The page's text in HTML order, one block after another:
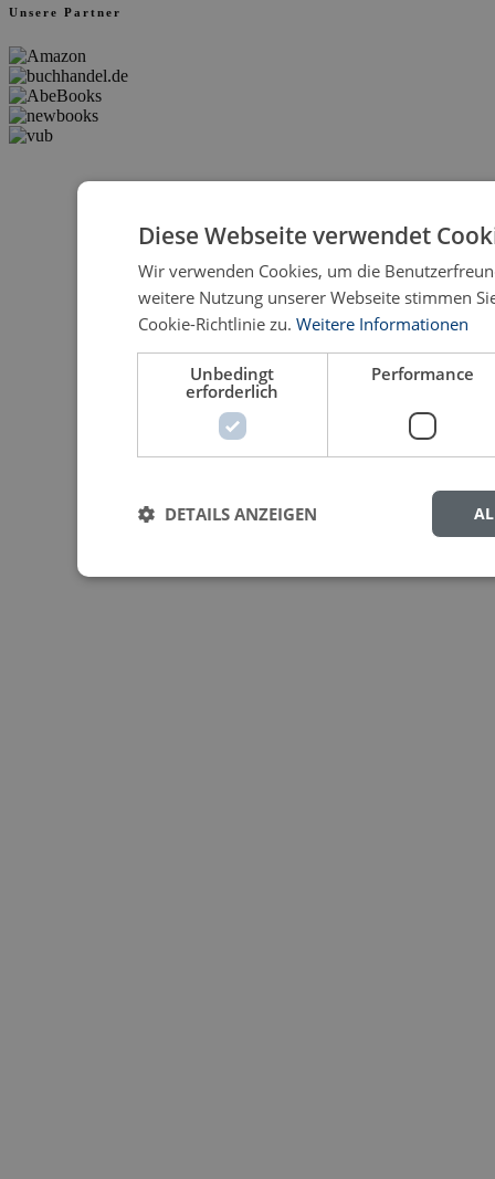
Unsere Partner
Diese Webseite verwendet
Wir verwenden Cookies, um die
weitere Nutzung unserer Webseite stimmen
Cookie-Richtlinie zu. Weitere Informationen
Unbedingt
erforderlich
Performance
DETAILS ANZEIGEN